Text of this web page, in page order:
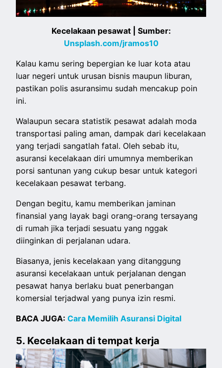
Kecelakaan pesawat | Sumber:
Unsplash.com/jramos10
Kalau kamu sering bepergian ke luar kota atau
luar negeri untuk urusan bisnis maupun liburan,
pastikan polis asuransimu sudah mencakup poin
ini.
Walaupun secara statistik pesawat adalah moda
transportasi paling aman, dampak dari kecelakaan
yang terjadi sangatlah fatal. Oleh sebab itu,
asuransi kecelakaan diri umumnya memberikan
porsi santunan yang cukup besar untuk kategori
kecelakaan pesawat terbang.
Dengan begitu, kamu memberikan jaminan
finansial yang layak bagi orang-orang tersayang
di rumah jika terjadi sesuatu yang nggak
diinginkan di perjalanan udara.
Biasanya, jenis kecelakaan yang ditanggung
asuransi kecelakaan untuk perjalanan dengan
pesawat hanya berlaku buat penerbangan
komersial terjadwal yang punya izin resmi.
BACA JUGA:Cara Memilih Asuransi Digital
5. Kecelakaan di tempat kerja